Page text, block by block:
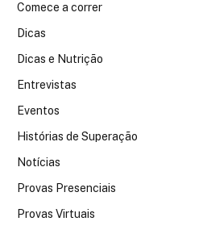
Comece a correr
Dicas
Dicas e Nutrição
Entrevistas
Eventos
Histórias de Superação
Notícias
Provas Presenciais
Provas Virtuais